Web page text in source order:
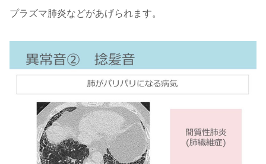
プラズマ肺炎などがあげられます。